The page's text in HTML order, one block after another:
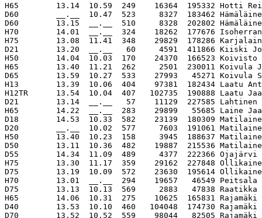
H65        13.14  10.59  249    16364  195332
D60        __.__  10.47  523     8327  183462
D60        13.15  __.__  510     8328  202802
H70        14.01  __.__  324    18262  177676
H75        13.08  11.41  348    29829  178286
D21        13.20  __.__   60     4591  411866
H50        14.04  10.03  170    24370  166523
H65        13.40  11.21  262     2501  230011
D65        13.59  10.27  533    27993   45271
H13        13.39  10.06  404    97381  182434
H12TR      13.54  10.04  407   102735  190888
D21        13.14  __.__   57    11129  227585
H65        14.22  __.__  283    29899   55685
D18        14.53  10.33  582    23139  180309
D20        __.__  10.02  577     7603  191061
H50        13.40  10.23  158     3945  188637
D50        13.11  10.36  482    19887  215536
D55        14.34  11.09  489     4377  222366
H75        13.30  11.17  359    29162  227848
D75        13.19  10.09  572    23630  195614
H70        13.01  __.__  294    19657   46549
D75        13.13  10.13  569     2883   47838
H65        14.06  10.31  275    10625  165831
D40        13.53  10.10  460   104048  174730
D70        13.52  10.52  559    98044   82505